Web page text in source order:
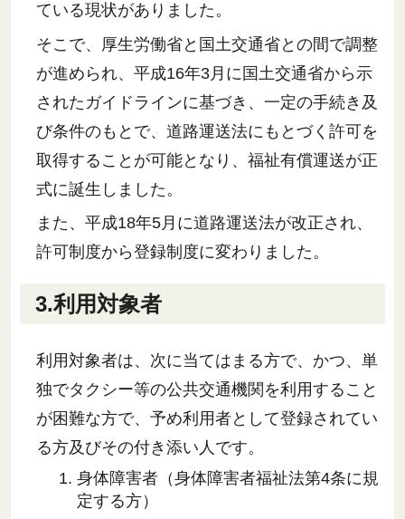
ている現状がありました。
そこで、厚生労働省と国土交通省との間で調整
が進められ、平成16年3月に国土交通省から示
されたガイドラインに基づき、一定の手続き及
び条件のもとで、道路運送法にもとづく許可を
取得することが可能となり、福祉有償運送が正
式に誕生しました。
また、平成18年5月に道路運送法が改正され、
許可制度から登録制度に変わりました。
3.利用対象者
利用対象者は、次に当てはまる方で、かつ、単
独でタクシー等の公共交通機関を利用すること
が困難な方で、予め利用者として登録されてい
る方及びその付き添い人です。
身体障害者（身体障害者福祉法第4条に規
定する方）